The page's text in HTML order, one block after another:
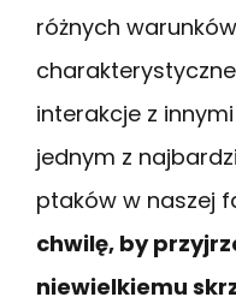
różnych
interakcje z
jednym z
ptaków w naszej
chwilę, by
niewielkiemu